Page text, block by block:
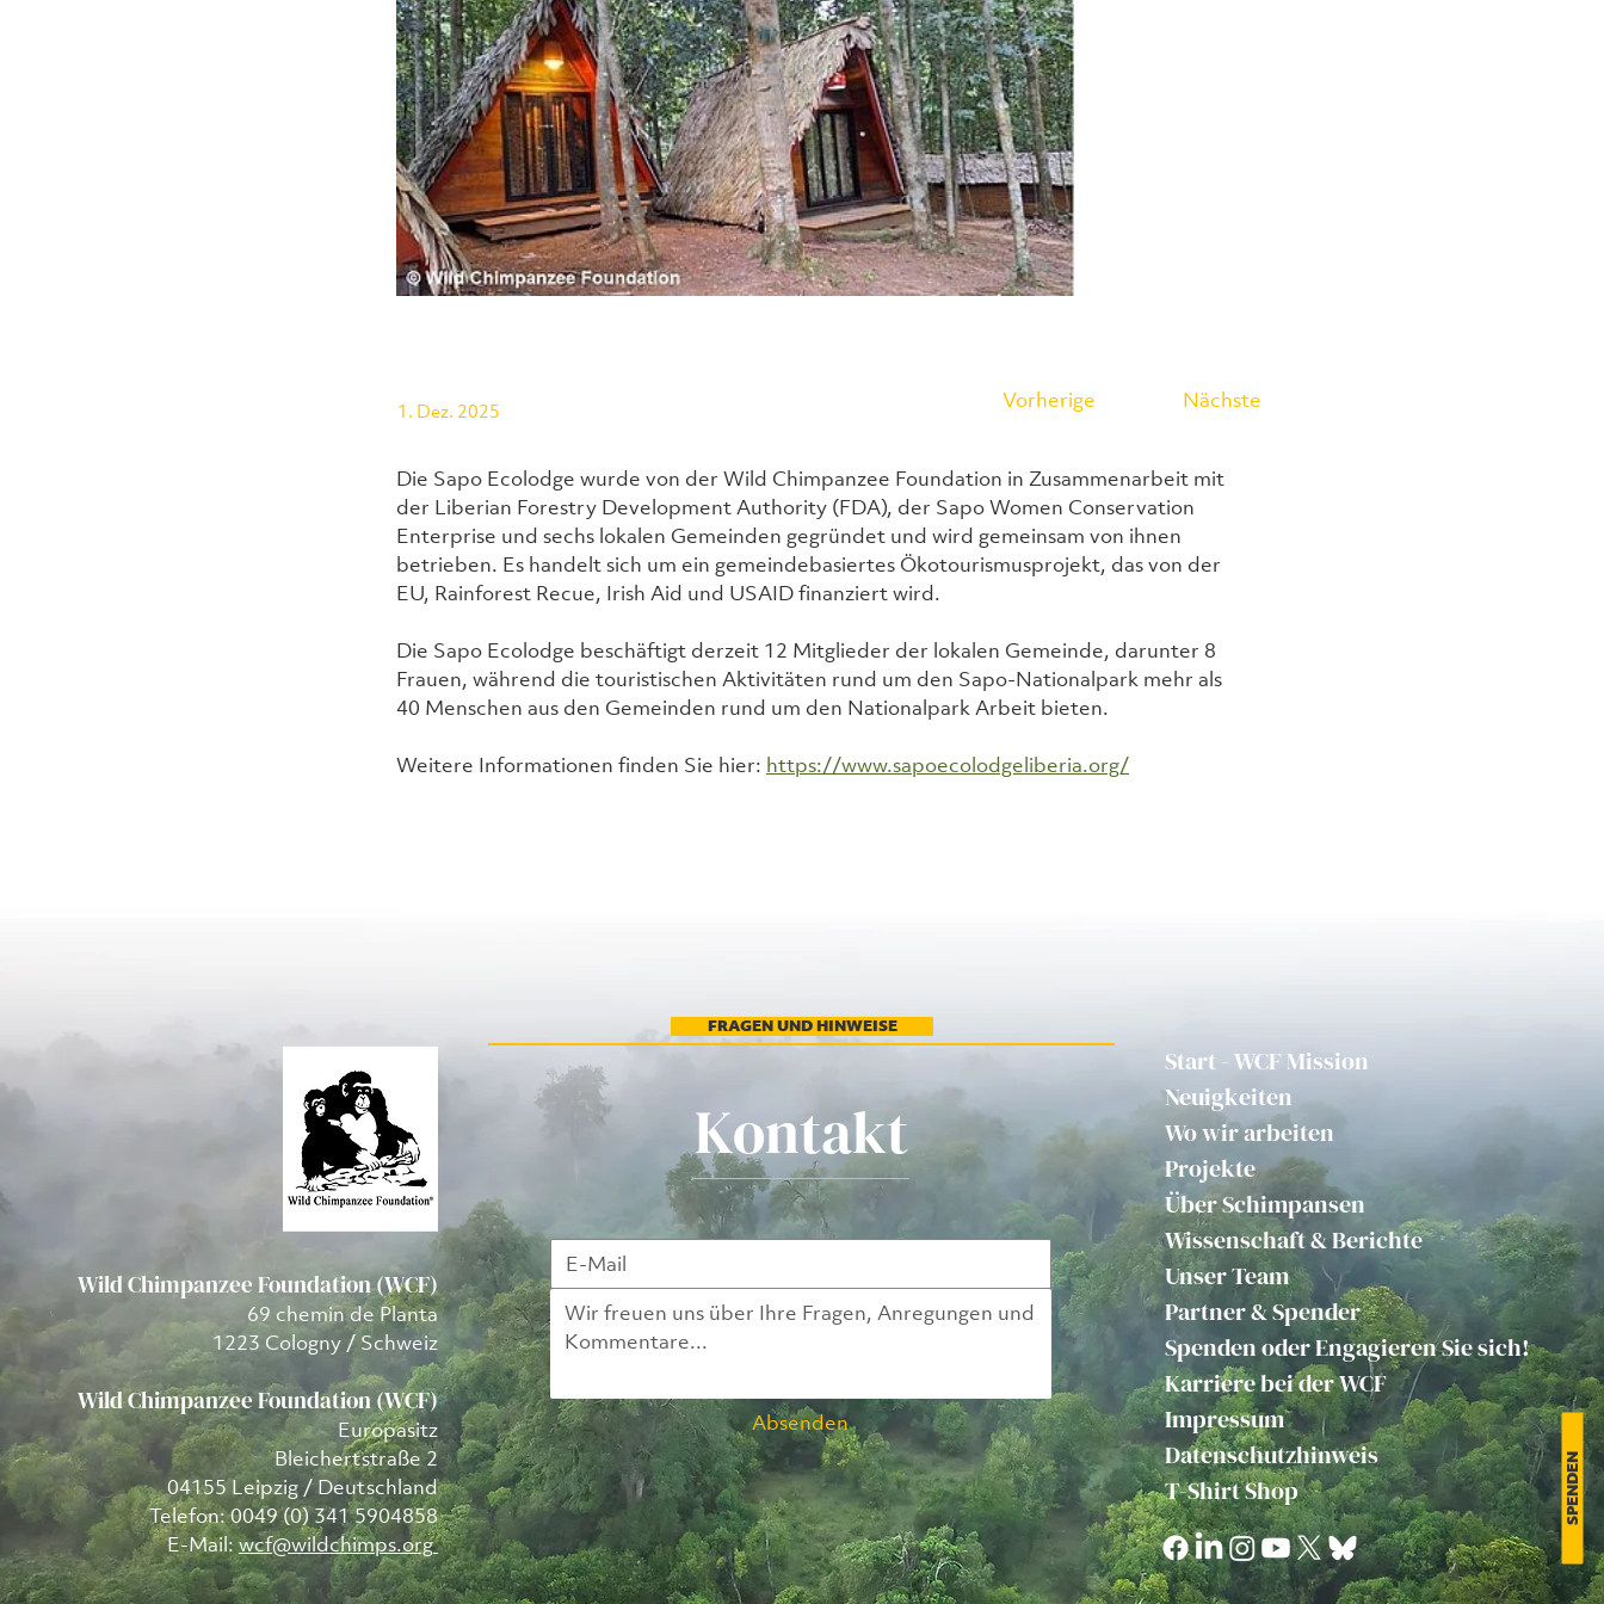
1. Dez. 2025 Vorherige Nächste
Die Sapo Ecolodge wurde von der Wild Chimpanzee Foundation in Zusammenarbeit mit
der Liberian Forestry Development Authority (FDA), der Sapo Women Conservation
Enterprise und sechs lokalen Gemeinden gegründet und wird gemeinsam von ihnen
betrieben. Es handelt sich um ein gemeindebasiertes Ökotourismusprojekt, das von der
EU, Rainforest Recue, Irish Aid und USAID finanziert wird.
Die Sapo Ecolodge beschäftigt derzeit 12 Mitglieder der lokalen Gemeinde, darunter 8
Frauen, während die touristischen Aktivitäten rund um den Sapo-Nationalpark mehr als
40 Menschen aus den Gemeinden rund um den Nationalpark Arbeit bieten.
Weitere Informationen finden Sie hier: https://www.sapoecolodgeliberia.org/
SPENDEN
Wild Chimpanzee Foundation (WCF)
69 chemin de Planta
1223 Cologny / Schweiz
Wild Chimpanzee Foundation (WCF)
Europasitz
Bleichertstraße 2
04155 Leipzig / Deutschland
Telefon: 0049 (0) 341 5904858
E-Mail:wcf@wildchimps.org
FRAGEN UND HINWEISE
Kontakt
Absenden
Start - WCF Mission
Neuigkeiten
Wo wir arbeiten
Projekte
Über Schimpansen
Wissenschaft & Berichte
Unser Team
Partner & Spender
Spenden oder Engagieren Sie sich!
Karriere bei der WCF
Impressum
Datenschutzhinweis
T-Shirt Shop